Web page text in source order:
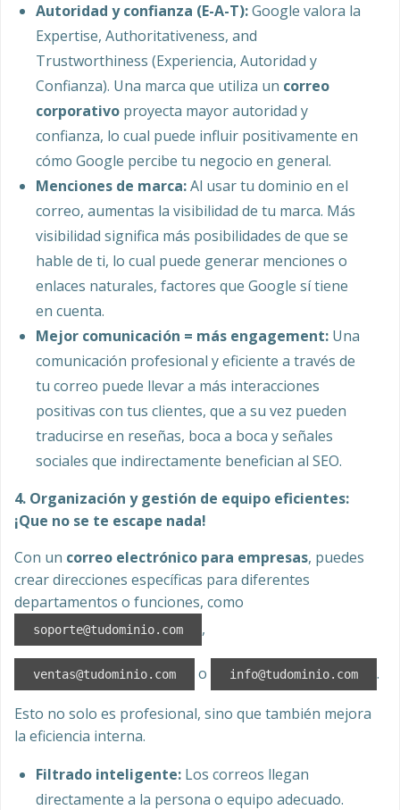
Autoridad y confianza (E-A-T):Google valora la
Expertise, Authoritativeness, and
Trustworthiness (Experiencia, Autoridad y
Confianza). Una marca que utiliza un correo
corporativo proyecta mayor autoridad y
confianza, lo cual puede influir positivamente en
cómo Google percibe tu negocio en general.
Menciones de marca:Al usar tu dominio en el
correo, aumentas la visibilidad de tu marca. Más
visibilidad significa más posibilidades de que se
hable de ti, lo cual puede generar menciones o
enlaces naturales, factores que Google sí tiene
en cuenta.
Mejor comunicación = más engagement: Una
comunicación profesional y eficiente a través de
tu correo puede llevar a más interacciones
positivas con tus clientes, que a su vez pueden
traducirse en reseñas, boca a boca y señales
sociales que indirectamente benefician al SEO.
4. Organización y gestión de equipo eficientes:
¡Que no se te escape nada!
Con un correo electrónico para empresas, puedes
crear direcciones específicas para diferentes
departamentos o funciones, como
soporte@tudominio.com ,
ventas@tudominio.com o info@tudominio.com .
Esto no solo es profesional, sino que también mejora
la eficiencia interna.
Filtrado inteligente: Los correos llegan
directamente a la persona o equipo adecuado.